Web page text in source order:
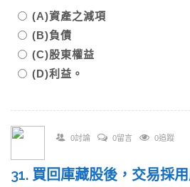
(A)資產之減項
(B)負債
(C)股東權益
(D)利益。
0討論 0留言 0追蹤
31. 買回庫藏股後，交易採